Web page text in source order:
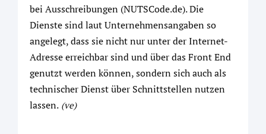
bei Ausschreibungen (NUTSCode.de). Die
Dienste sind laut Unternehmensangaben so
angelegt, dass sie nicht nur unter der Internet-
Adresse erreichbar sind und über das Front End
genutzt werden können, sondern sich auch als
technischer Dienst über Schnittstellen nutzen
lassen. (ve)